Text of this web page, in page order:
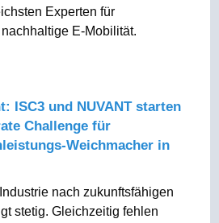
Experten für
E-Mobilität.
ISC3 und NUVANT starten
Challenge für
Weichmacher in
nach zukunftsfähigen
stetig. Gleichzeitig fehlen